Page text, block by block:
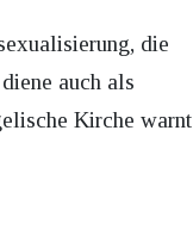
die
auch als
Kirche warnt